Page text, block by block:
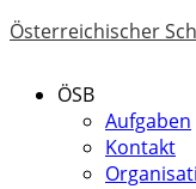
Österreichischer
ÖSB
Aufgaben
Kontakt